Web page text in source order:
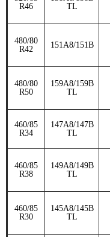
R46
TL
480/80
R42
151A8/151B
480/80
R50
159A8/159B
TL
460/85
R34
147A8/147B
TL
460/85
R38
149A8/149B
TL
460/85
R30
145A8/145B
TL